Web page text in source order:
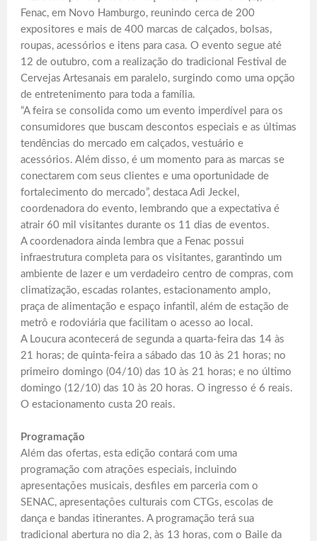
Fenac, em Novo Hamburgo, reunindo cerca de 200
expositores e mais de 400 marcas de calçados, bolsas,
roupas, acessórios e itens para casa. O evento segue até
12 de outubro, com a realização do tradicional Festival de
Cervejas Artesanais em paralelo, surgindo como uma opção
de entretenimento para toda a família.
“A feira se consolida como um evento imperdível para os
consumidores que buscam descontos especiais e as últimas
tendências do mercado em calçados, vestuário e
acessórios. Além disso, é um momento para as marcas se
conectarem com seus clientes e uma oportunidade de
fortalecimento do mercado”, destaca Adi Jeckel,
coordenadora do evento, lembrando que a expectativa é
atrair 60 mil visitantes durante os 11 dias de eventos.
A coordenadora ainda lembra que a Fenac possui
infraestrutura completa para os visitantes, garantindo um
ambiente de lazer e um verdadeiro centro de compras, com
climatização, escadas rolantes, estacionamento amplo,
praça de alimentação e espaço infantil, além de estação de
metrô e rodoviária que facilitam o acesso ao local.
A Loucura acontecerá de segunda a quarta-feira das 14 às
21 horas; de quinta-feira a sábado das 10 às 21 horas; no
primeiro domingo (04/10) das 10 às 21 horas; e no último
domingo (12/10) das 10 às 20 horas. O ingresso é 6 reais.
O estacionamento custa 20 reais.
Programação
Além das ofertas, esta edição contará com uma
programação com atrações especiais, incluindo
apresentações musicais, desfiles em parceria com o
SENAC, apresentações culturais com CTGs, escolas de
dança e bandas itinerantes. A programação terá sua
tradicional abertura no dia 2, às 13 horas, com o Baile da